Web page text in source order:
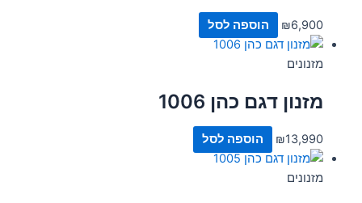
₪6,900 הוספה לסל
מזנונים
מזנון דגם כהן 1006
₪13,990 הוספה לסל
מזנונים